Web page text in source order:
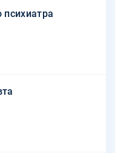
психиатра